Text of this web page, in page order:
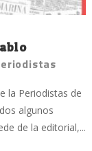
la Periodistas de
algunos
de la editorial,...